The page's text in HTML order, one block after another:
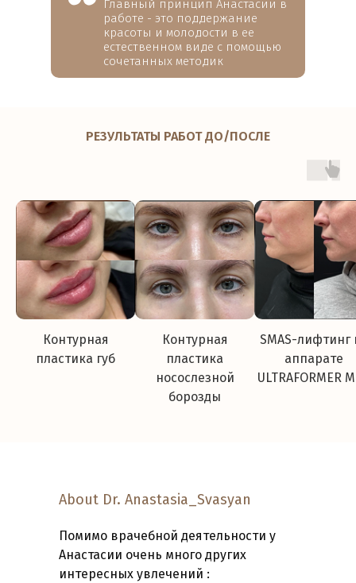
Главный принцип Анастасии в
работе - это поддержание
красоты и молодости в ее
естественном виде с помощью
сочетанных методик
РЕЗУЛЬТАТЫ РАБОТ ДО/ПОСЛЕ
Контурная
пластика губ
Контурная
пластика
носослезной
борозды
SMAS-лифтинг
аппарате
ULTRAFORMER
About Dr. Anastasia_Svasyan
Помимо врачебной деятельности у
Анастасии очень много других
интересных увлечений :